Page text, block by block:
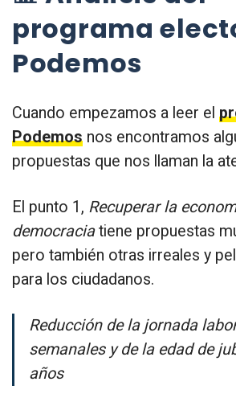
programa
Podemos
Cuando empezamos a leer el
Podemos nos encontramos
propuestas que nos llaman la
El punto 1, Recuperar la
democraciatiene propuestas
pero también otras irreales y
para los ciudadanos.
Reducción de la jornada
semanales y de la edad de
años